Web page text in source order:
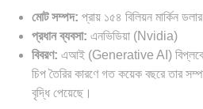
মোট সম্পদ: প্রায় ১৫৪ বিলিয়ন মার্কিন ডলার
প্রধান ব্যবসা: এনভিডিয়া (Nvidia)
বিবরণ: এআই (Generative AI) বিপ্লবের
চিপ তৈরির কারণে গত কয়েক বছরে তার
বৃদ্ধি পেয়েছে।